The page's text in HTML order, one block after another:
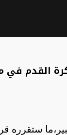
القدم
الملكية